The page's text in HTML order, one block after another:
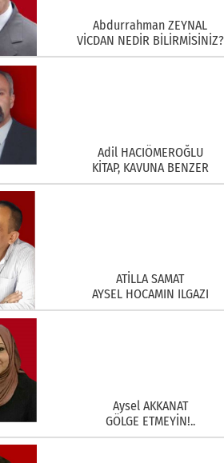
Adil HACIÖMEROĞLU
KİTAP, KAVUNA BENZER
ATİLLA SAMAT
AYSEL HOCAMIN ILGAZI
Aysel AKKANAT
GÖLGE ETMEYİN!..
Emine PİŞİREN
ANILARIMDAN BİR KARE...